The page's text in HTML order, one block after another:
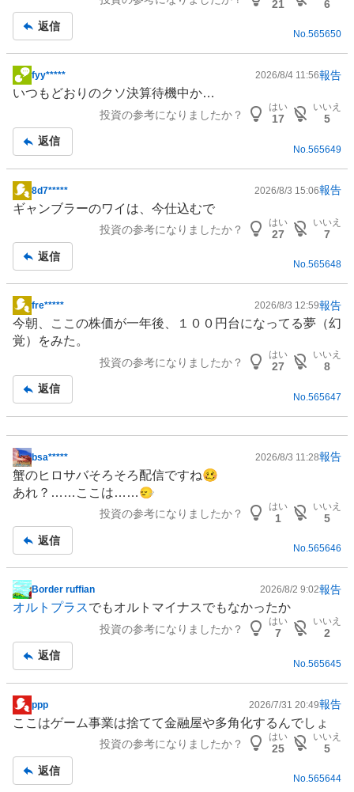
事
21
6
返信
No.565650
掲
示
事
fyy***** 2026/8/4 11:56報告
いつもどおりのクソ決算待機中か…
投資の参考になりましたか？
はい
17
いいえ
5
返信
No. 565649
掲
示
事
8d7***** 2026/8/3 15:06報告
ギャンブラーのワイは、今仕込むで
投資の参考になりましたか？
はい
27
いいえ
7
返信
No.565648
掲
示
板
fre***** 2026/8/3 12:59報告
今朝、ここの株価が一年後、１００円台になってる夢（幻
覚）をみた。
投資の参考になりましたか？
はい
27
いいえ
8
返信
No. 565647
掲
示
板
bsa***** 2026/8/3 11:28報告
蟹のヒロサバそろそろ配信ですね🥴
あれ？……ここは……🙂‍↔️
投資の参考になりましたか？
はい
1
いいえ
5
返信
No.565646
掲
示
事
Border ruffian 2026/8/2 9:02報告
オルトプラスでもオルトマイナスでもなかったか
投資の参考になりましたか？
はい
7
いいえ
2
返信
No. 565645
掲
示
事
ppp 2026/7/31 20:49報告
ここはゲーム事業は捨てて金融屋や多角化するんでしょ
投資の参考になりましたか？
はい
25
いいえ
5
返信
No.565644